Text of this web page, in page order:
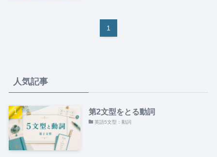
1
人気記事
第2文型をとる動詞
英語5文型：動詞